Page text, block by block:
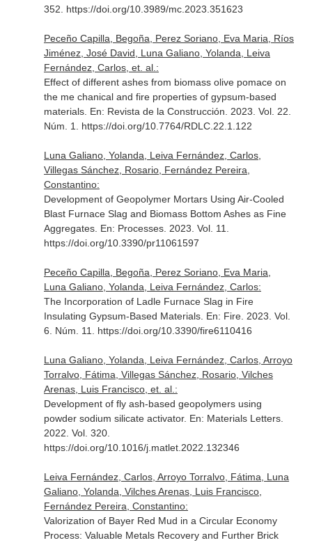
352. https://doi.org/10.3989/mc.2023.351623
Peceño Capilla, Begoña, Perez Soriano, Eva Maria, Ríos
Jiménez, José David, Luna Galiano, Yolanda, Leiva
Fernández, Carlos, et. al.:
Effect of different ashes from biomass olive pomace on
the me chanical and fire properties of gypsum-based
materials. En: Revista de la Construcción . 2023. Vol. 22.
Núm. 1. https://doi.org/10.7764/RDLC.22.1.122
Luna Galiano, Yolanda, Leiva Fernández, Carlos,
Villegas Sánchez, Rosario, Fernández Pereira,
Constantino:
Development of Geopolymer Mortars Using Air-Cooled
Blast Furnace Slag and Biomass Bottom Ashes as Fine
Aggregates. En: Processes. 2023. Vol. 11.
https://doi.org/10.3390/pr11061597
Peceño Capilla, Begoña, Perez Soriano, Eva Maria,
Luna Galiano, Yolanda, Leiva Fernández, Carlos:
The Incorporation of Ladle Furnace Slag in Fire
Insulating Gypsum-Based Materials. En: Fire. 2023. Vol.
6. Núm. 11. https://doi.org/10.3390/fire6110416
Luna Galiano, Yolanda, Leiva Fernández, Carlos, Arroyo
Torralvo, Fátima, Villegas Sánchez, Rosario, Vilches
Arenas, Luis Francisco, et. al.:
Development of fly ash-based geopolymers using
powder sodium silicate activator. En: Materials Letters.
2022. Vol. 320.
https://doi.org/10.1016/j.matlet.2022.132346
Leiva Fernández, Carlos, Arroyo Torralvo, Fátima, Luna
Galiano, Yolanda, Vilches Arenas, Luis Francisco,
Fernández Pereira, Constantino:
Valorization of Bayer Red Mud in a Circular Economy
Process: Valuable Metals Recovery and Further Brick